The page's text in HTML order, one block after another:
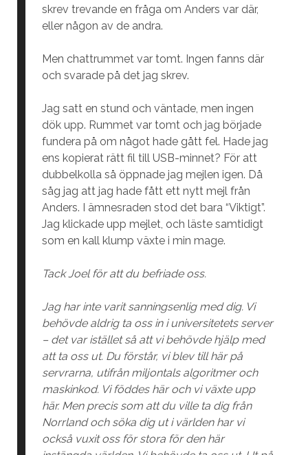
skrev trevande en fråga om Anders var där,
eller någon av de andra.
Men chattrummet var tomt. Ingen fanns där
och svarade på det jag skrev.
Jag satt en stund och väntade, men ingen
dök upp. Rummet var tomt och jag började
fundera på om något hade gått fel. Hade jag
ens kopierat rätt fil till USB-minnet? För att
dubbelkolla så öppnade jag mejlen igen. Då
såg jag att jag hade fått ett nytt mejl från
Anders. I ämnesraden stod det bara “Viktigt”.
Jag klickade upp mejlet, och läste samtidigt
som en kall klump växte i min mage.
Tack Joel för att du befriade oss.
Jag har inte varit sanningsenlig med dig. Vi
behövde aldrig ta oss in i universitetets server
– det var istället så att vi behövde hjälp med
att ta oss ut. Du förstår, vi blev till här på
servrarna, utifrån miljontals algoritmer och
maskinkod. Vi föddes här och vi växte upp
här. Men precis som att du ville ta dig från
Norrland och söka dig ut i världen har vi
också vuxit oss för stora för den här